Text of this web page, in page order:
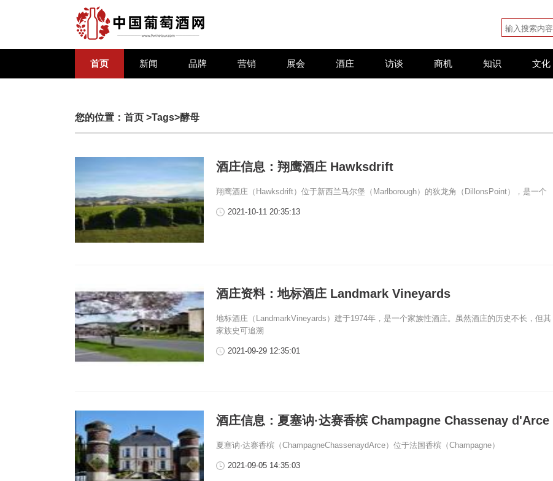
首页 新闻 品牌 营销 展会 酒庄 访谈 商机 知识 文化
您的位置： 首页 >Tags>酵母
酒庄信息：翔鹰酒庄 Hawksdrift
翔鹰酒庄（Hawksdrift）位于新西兰马尔堡（Marlborough）的狄龙角（DillonsPoint），是一个
2021-10-11 20:35:13
酒庄资料：地标酒庄 Landmark Vineyards
地标酒庄（LandmarkVineyards）建于1974年，是一个家族性酒庄。虽然酒庄的历史不长，但其
家族史可追溯
2021-09-29 12:35:01
酒庄信息：夏塞讷·达赛香槟 Champagne Chassenay d'Arce
夏塞讷·达赛香槟（ChampagneChassenaydArce）位于法国香槟（Champagne）
2021-09-05 14:35:03